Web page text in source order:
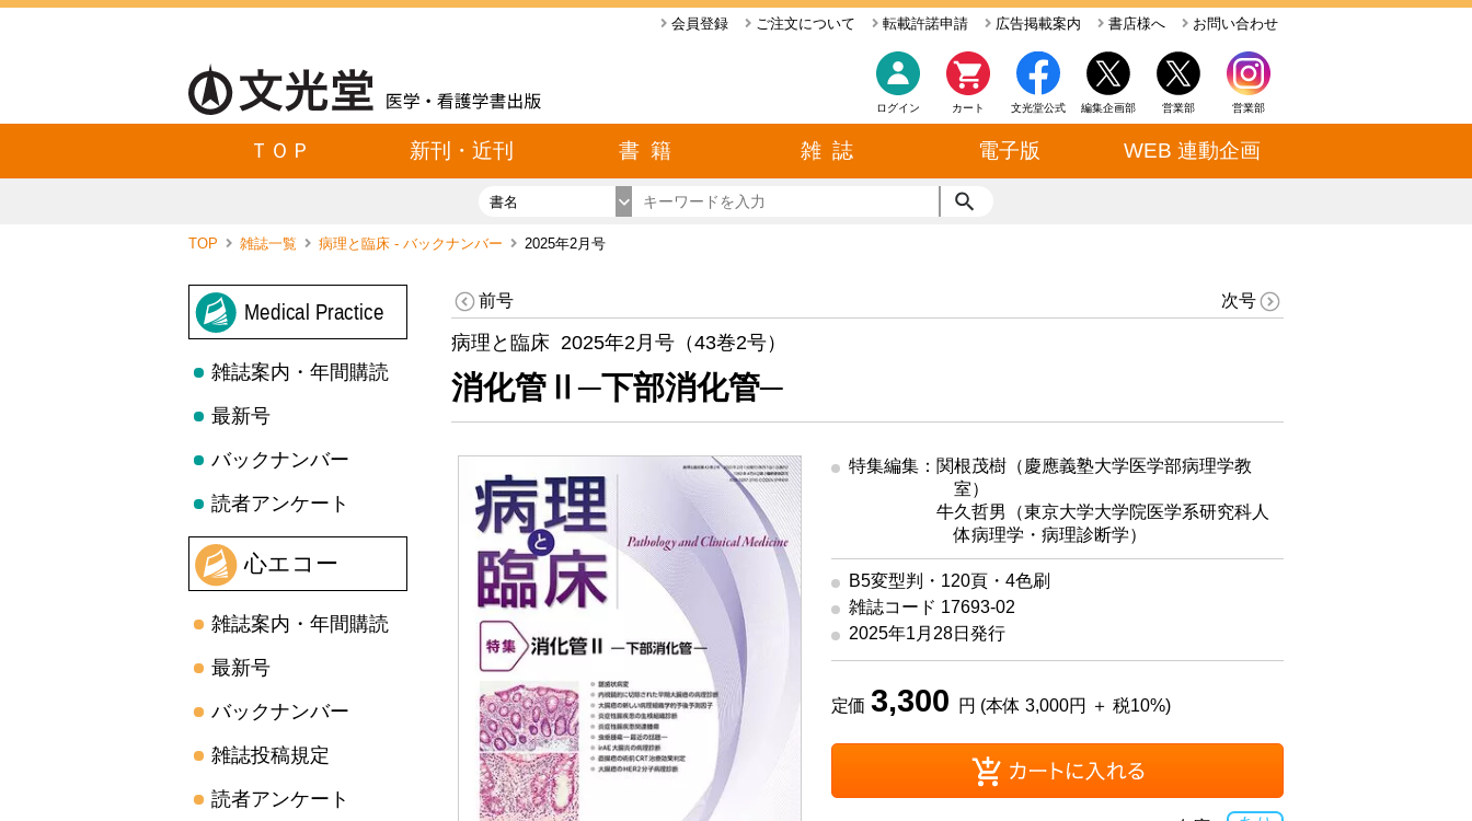
お問い合わせ
書店様へ
広告掲載案内
転載許諾申請
ご注文について
会員登録
営業部
営業部
編集企画部
文光堂公式
カート
ログイン
ＴＯＰ 新刊・近刊 書 籍 雑 誌 電子版 WEB 連動企画
書名
TOP 雑誌一覧 病理と臨床 - バックナンバー 2025年2月号
Medical Practice
雑誌案内・年間購読
最新号
バックナンバー
読者アンケート
心エコー
雑誌案内・年間購読
最新号
バックナンバー
雑誌投稿規定
読者アンケート
前号 次号
病理と臨床 2025年2月号（43巻2号）
消化管Ⅱ─下部消化管─
特集編集：関根茂樹（慶應義塾大学医学部病理学教
室）
牛久哲男（東京大学大学院医学系研究科人
体病理学・病理診断学）
B5変型判・120頁・4色刷
雑誌コード 17693-02
2025年1月28日発行
定価 3,300 円 (本体 3,000円 ＋ 税10%)